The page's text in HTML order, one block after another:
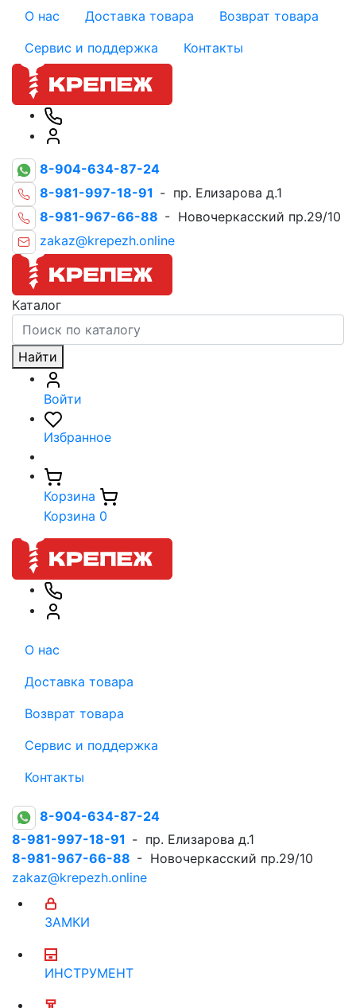
О нас Доставка товара
Возврат товара
Сервис и поддержка
Контакты
8-904-634-87-24
8-981-997-18-91 - пр. Елизарова д.1
8-981-967-66-88 - Новочеркасский пр.29/10
zakaz@krepezh.online
Каталог
Найти
Войти
Избранное
Корзина
Корзина 0
О нас
Доставка товара
Возврат товара
Сервис и поддержка
Контакты
8-904-634-87-24
8-981-997-18-91 - пр. Елизарова д.1
8-981-967-66-88 - Новочеркасский пр.29/10
zakaz@krepezh.online
ЗАМКИ
ИНСТРУМЕНТ